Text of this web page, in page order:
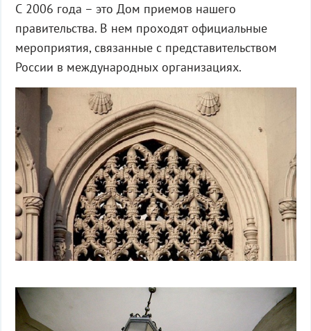
С 2006 года – это Дом приемов нашего
правительства. В нем проходят официальные
мероприятия, связанные с представительством
России в международных организациях.